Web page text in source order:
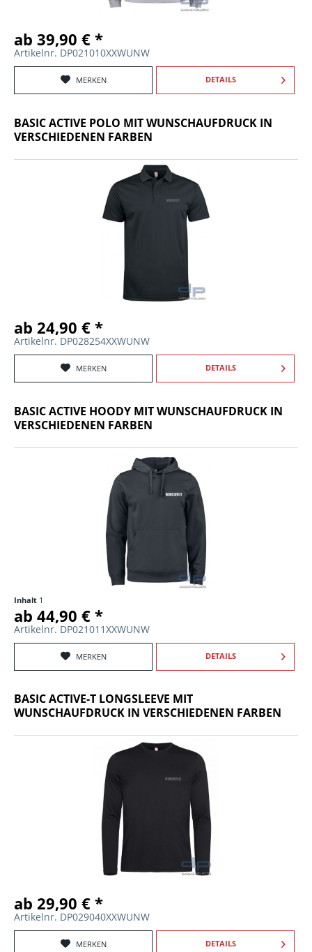
ab 39,90 € *
Artikelnr. DP021010XXWUNW
MERKEN DETAILS
BASIC ACTIVE POLO MIT WUNSCHAUFDRUCK IN
VERSCHIEDENEN FARBEN
ab 24,90 € *
Artikelnr. DP028254XXWUNW
MERKEN DETAILS
BASIC ACTIVE HOODY MIT WUNSCHAUFDRUCK IN
VERSCHIEDENEN FARBEN
Inhalt 1
ab 44,90 € *
Artikelnr. DP021011XXWUNW
MERKEN DETAILS
BASIC ACTIVE-T LONGSLEEVE MIT
WUNSCHAUFDRUCK IN VERSCHIEDENEN FARBEN
ab 29,90 € *
Artikelnr. DP029040XXWUNW
MERKEN DETAILS